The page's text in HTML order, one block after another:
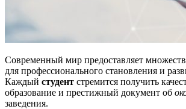
Современный мир предоставляет
для профессионального становления и
Каждый студент стремится получить
образование и престижный документ об
заведения.